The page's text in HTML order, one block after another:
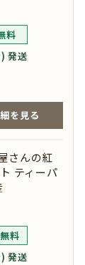
料
発送
を見る
さんの紅
ティーパ
料
発送